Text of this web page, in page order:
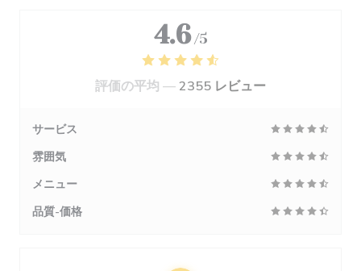
4.6 /5
評価の平均 —2355 レビュー
サービス
雰囲気
メニュー
品質-価格